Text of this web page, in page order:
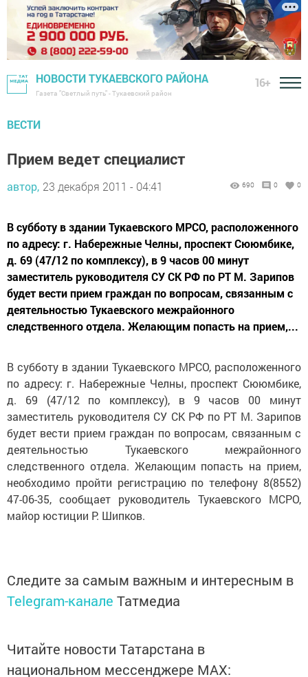
НОВОСТИ ТУКАЕВСКОГО РАЙОНА
Газета "Светлый путь" - Тукаевский район
16+
ВЕСТИ
Прием ведет специалист
автор, 23 декабря 2011 - 04:41 690 0 0
В субботу в здании Тукаевского МРСО, расположенного
по адресу: г. Набережные Челны, проспект Сююмбике,
д. 69 (47/12 по комплексу), в 9 часов 00 минут
заместитель руководителя СУ СК РФ по РТ М. Зарипов
будет вести прием граждан по вопросам, связанным с
деятельностью Тукаевского межрайонного
следственного отдела. Желающим попасть на прием,...
В субботу в здании Тукаевского МРСО, расположенного
по адресу: г. Набережные Челны, проспект Сююмбике,
д. 69 (47/12 по комплексу), в 9 часов 00 минут
заместитель руководителя СУ СК РФ по РТ М. Зарипов
будет вести прием граждан по вопросам, связанным с
деятельностью Тукаевского межрайонного
следственного отдела. Желающим попасть на прием,
необходимо пройти регистрацию по телефону 8(8552)
47-06-35, сообщает руководитель Тукаевского МСРО,
майор юстиции Р. Шипков.
Следите за самым важным и интересным в
Telegram-канале Татмедиа
Читайте новости Татарстана в
национальном мессенджере MАХ: